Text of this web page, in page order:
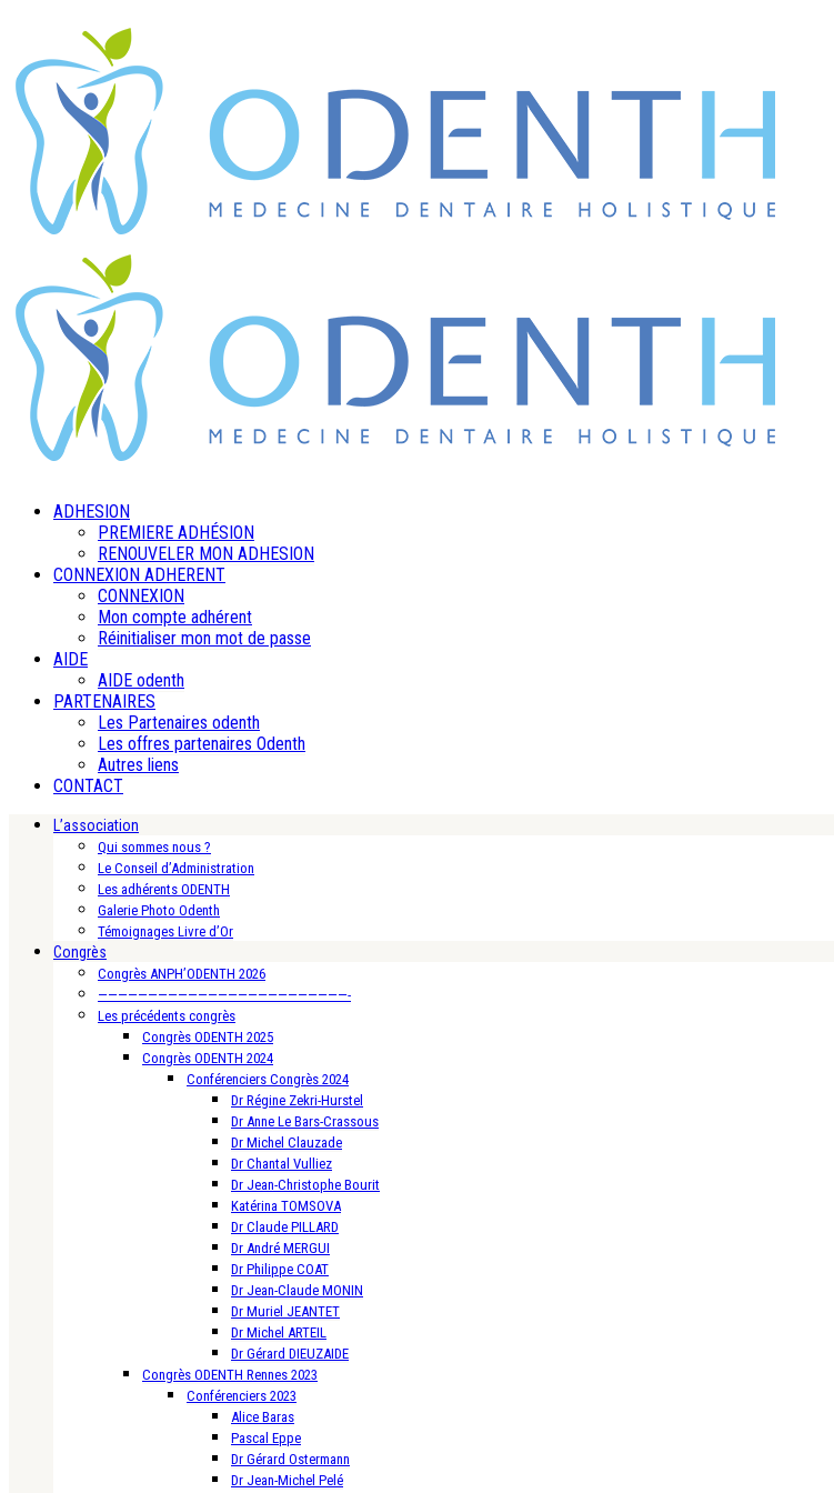
ADHESION
PREMIERE ADHÉSION
RENOUVELER MON ADHESION
CONNEXION ADHERENT
CONNEXION
Mon compte adhérent
Réinitialiser mon mot de passe
AIDE
AIDE odenth
PARTENAIRES
Les Partenaires odenth
Les offres partenaires Odenth
Autres liens
CONTACT
L’association
Qui sommes nous ?
Le Conseil d’Administration
Les adhérents ODENTH
Galerie Photo Odenth
Témoignages Livre d’Or
Congrès
Congrès ANPH’ODENTH 2026
—————————————————————————-
Les précédents congrès
Congrès ODENTH 2025
Congrès ODENTH 2024
Conférenciers Congrès 2024
Dr Régine Zekri-Hurstel
Dr Anne Le Bars-Crassous
Dr Michel Clauzade
Dr Chantal Vulliez
Dr Jean-Christophe Bourit
Katérina TOMSOVA
Dr Claude PILLARD
Dr André MERGUI
Dr Philippe COAT
Dr Jean-Claude MONIN
Dr Muriel JEANTET
Dr Michel ARTEIL
Dr Gérard DIEUZAIDE
Congrès ODENTH Rennes 2023
Conférenciers 2023
Alice Baras
Pascal Eppe
Dr Gérard Ostermann
Dr Jean-Michel Pelé